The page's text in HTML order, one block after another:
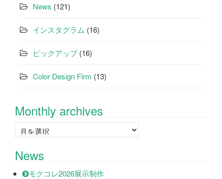
News (121)
インスタグラム (16)
ピックアップ(16)
Color Design Firm (13)
Monthly archives
Monthly
archives
News
モクコレ2026展示制作